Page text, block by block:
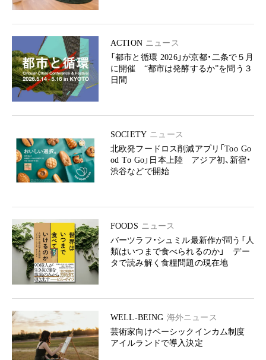
ACTION ニュース
「都市と循環 2026」が京都・二条で５月
に開催 “都市は発酵するか”を問う３
日間
SOCIETY ニュース
北欧発フードロス削減アプリ「Too Go
od To Go」日本上陸 アジア初、新宿・
渋谷などで開始
FOODS ニュース
バーツラフ・シュミル最新作が問う「人
類はいつまで食べられるのか」 デー
タで読み解く食糧問題の現在地
WELL-BEING 海外ニュース
芸術家向けベーシックインカム制度
アイルランドで導入決定